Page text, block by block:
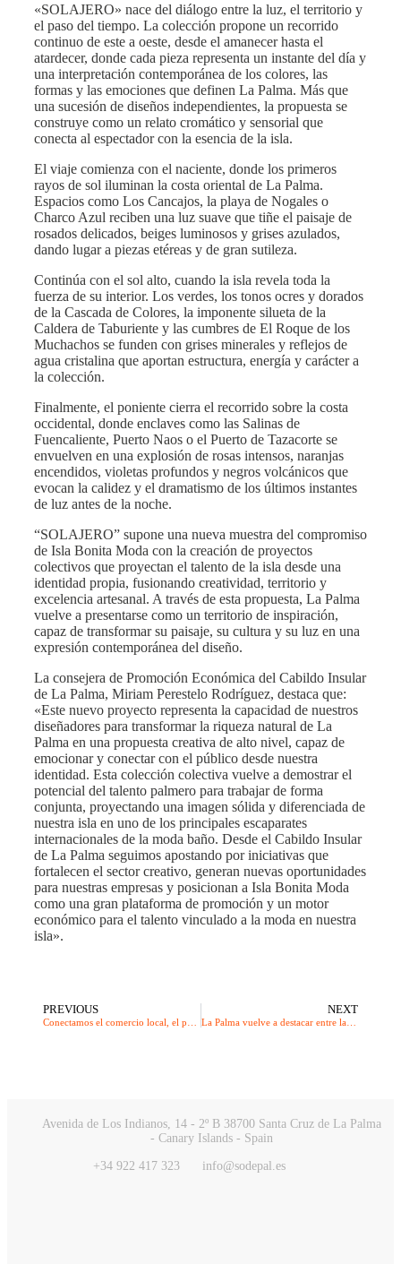
«SOLAJERO» nace del diálogo entre la luz, el territorio y
el paso del tiempo. La colección propone un recorrido
continuo de este a oeste, desde el amanecer hasta el
atardecer, donde cada pieza representa un instante del día y
una interpretación contemporánea de los colores, las
formas y las emociones que definen La Palma. Más que
una sucesión de diseños independientes, la propuesta se
construye como un relato cromático y sensorial que
conecta al espectador con la esencia de la isla.
El viaje comienza con el naciente, donde los primeros
rayos de sol iluminan la costa oriental de La Palma.
Espacios como Los Cancajos, la playa de Nogales o
Charco Azul reciben una luz suave que tiñe el paisaje de
rosados delicados, beiges luminosos y grises azulados,
dando lugar a piezas etéreas y de gran sutileza.
Continúa con el sol alto, cuando la isla revela toda la
fuerza de su interior. Los verdes, los tonos ocres y dorados
de la Cascada de Colores, la imponente silueta de la
Caldera de Taburiente y las cumbres de El Roque de los
Muchachos se funden con grises minerales y reflejos de
agua cristalina que aportan estructura, energía y carácter a
la colección.
Finalmente, el poniente cierra el recorrido sobre la costa
occidental, donde enclaves como las Salinas de
Fuencaliente, Puerto Naos o el Puerto de Tazacorte se
envuelven en una explosión de rosas intensos, naranjas
encendidos, violetas profundos y negros volcánicos que
evocan la calidez y el dramatismo de los últimos instantes
de luz antes de la noche.
“SOLAJERO” supone una nueva muestra del compromiso
de Isla Bonita Moda con la creación de proyectos
colectivos que proyectan el talento de la isla desde una
identidad propia, fusionando creatividad, territorio y
excelencia artesanal. A través de esta propuesta, La Palma
vuelve a presentarse como un territorio de inspiración,
capaz de transformar su paisaje, su cultura y su luz en una
expresión contemporánea del diseño.
La consejera de Promoción Económica del Cabildo Insular
de La Palma, Miriam Perestelo Rodríguez, destaca que:
«Este nuevo proyecto representa la capacidad de nuestros
diseñadores para transformar la riqueza natural de La
Palma en una propuesta creativa de alto nivel, capaz de
emocionar y conectar con el público desde nuestra
identidad. Esta colección colectiva vuelve a demostrar el
potencial del talento palmero para trabajar de forma
conjunta, proyectando una imagen sólida y diferenciada de
nuestra isla en uno de los principales escaparates
internacionales de la moda baño. Desde el Cabildo Insular
de La Palma seguimos apostando por iniciativas que
fortalecen el sector creativo, generan nuevas oportunidades
para nuestras empresas y posicionan a Isla Bonita Moda
como una gran plataforma de promoción y un motor
económico para el talento vinculado a la moda en nuestra
isla».
PREVIOUS NEXT
La Palma vuelve a destacar entre las mejores localizaciones del mundo con la nominación de Pluribus a los LMGI Awards
Avenida de Los Indianos, 14 - 2º B 38700 Santa Cruz de La Palma
- Canary Islands - Spain
+34 922 417 323 info@sodepal.es